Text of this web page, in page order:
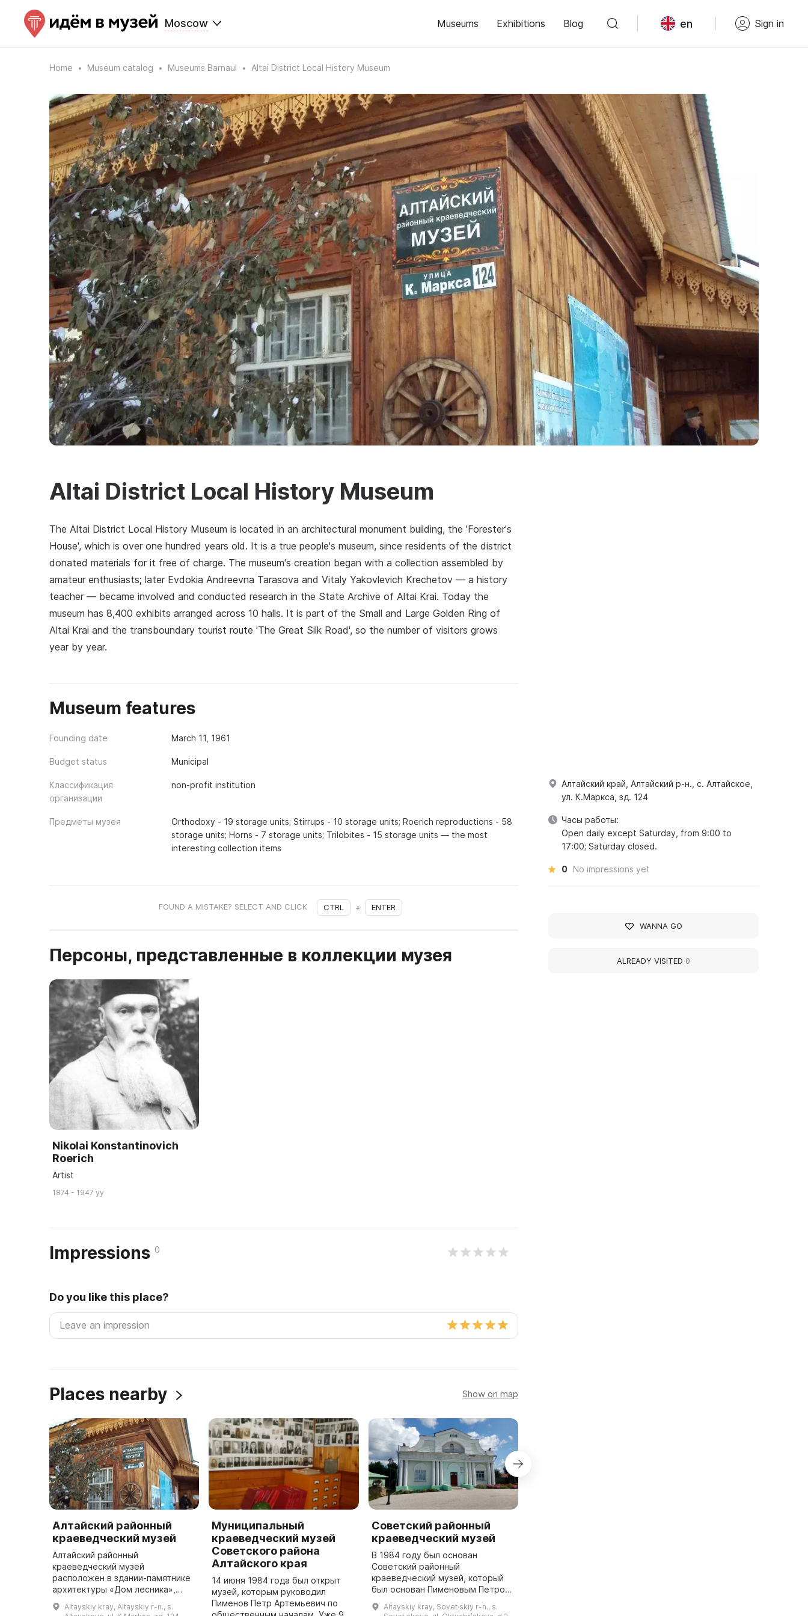
Moscow Museums Exhibitions Blog en Sign in
Home Museum catalog Museums Barnaul Altai District Local History Museum
Altai District Local History Museum
The Altai District Local History Museum is located in an architectural monument building, the 'Forester's
House', which is over one hundred years old. It is a true people's museum, since residents of the district
donated materials for it free of charge. The museum's creation began with a collection assembled by
amateur enthusiasts; later Evdokia Andreevna Tarasova and Vitaly Yakovlevich Krechetov — a history
teacher — became involved and conducted research in the State Archive of Altai Krai. Today the
museum has 8,400 exhibits arranged across 10 halls. It is part of the Small and Large Golden Ring of
Altai Krai and the transboundary tourist route 'The Great Silk Road', so the number of visitors grows
year by year.
Museum features
Founding date March 11, 1961
Budget status Municipal
Классификация
организации
non-profit institution
Предметы музея
Orthodoxy - 19 storage units; Stirrups - 10 storage units; Roerich reproductions - 58
storage units; Horns - 7 storage units; Trilobites - 15 storage units — the most
interesting collection items
FOUND A MISTAKE? SELECT AND CLICK CTRL + ENTER
Персоны, представленные в коллекции музея
Nikolai Konstantinovich
Roerich
Artist
1874 - 1947 yy
Impressions 0
Do you like this place?
Places nearby Show on map
Алтайский районный
краеведческий музей
Алтайский районный
краеведческий музей
расположен в здании-памятнике
архитектуры «Дом лесника»,
которому более ста лет. Это
настоящий народный музей,
Altayskiy kray, Altayskiy r-n., s.
Муниципальный
краеведческий музей
Советского района
Алтайского края
14 июня 1984 года был открыт
музей, которым руководил
Пименов Петр Артемьевич по
Советский районный
краеведческий музей
В 1984 году был основан
Советский районный
краеведческий музей, который
был основан Пименовым Петром
Артемьевичем. В нем
насчитывается более 8 тысяч
Altayskiy kray, Sovet·skiy r-n., s.
Алтайский край, Алтайский р-н., с. Алтайское,
ул. К.Маркса, зд. 124
Часы работы:
Open daily except Saturday, from 9:00 to
17:00; Saturday closed.
0 No impressions yet
WANNA GO
ALREADY VISITED 0